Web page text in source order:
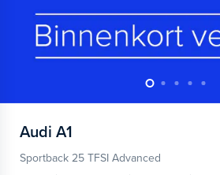
Audi A1
Sportback 25 TFSI Advanced